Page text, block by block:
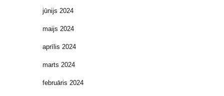
jūnijs 2024
maijs 2024
aprīlis 2024
marts 2024
februāris 2024